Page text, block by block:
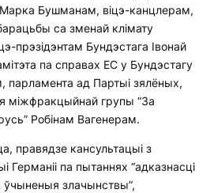
Марка Бушманам, віцэ-канцлерам,
са зменай клімату
прэзідэнтам Бундэстага Івонай
па справах ЕС у Бундэстагу
парламента ад Партыі зялёных,
міжфракцыйнай групы “За
Робінам Вагенерам.
правядзе кансультацыі з
Германіі па пытаннях “адказнасці
злачынствы”,